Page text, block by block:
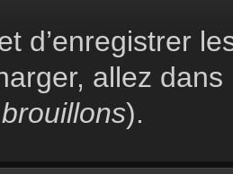
d’enregistrer
allez
).